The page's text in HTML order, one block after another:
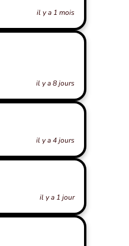
il y a 1 mois
il y a 8 jours
il y a 4 jours
il y a 1 jour